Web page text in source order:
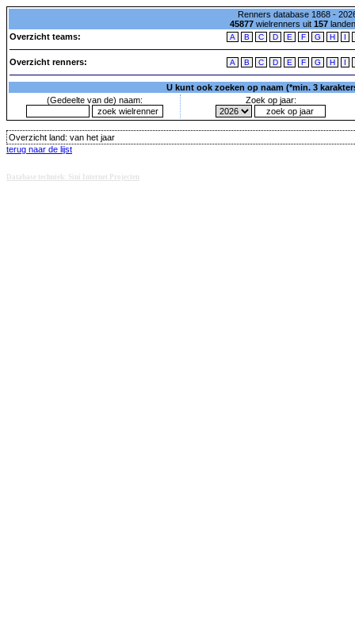
Renners database 1868 -
45877wielrenners uit 157
Overzicht teams:
A B C D E F G H I
Overzicht renners: A B C D E F G H I
U kunt ook zoeken op naam (*min. 3
(Gedeelte van de) naam:
Zoek op jaar:
Overzicht land: van het jaar
terug naar de lijst
Database techniek: Sini Internet Projecten